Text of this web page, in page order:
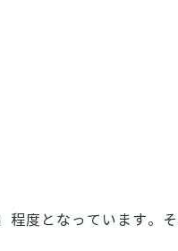
度となっています。